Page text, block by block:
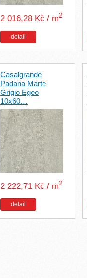
2 016,28 Kč / m2
detail
Casalgrande
Padana Marte
Grigio Egeo
10x60…
2 222,71 Kč / m2
detail